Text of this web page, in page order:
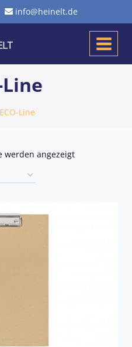
info@heinelt.de
Line
ECO-Line
werden angezeigt